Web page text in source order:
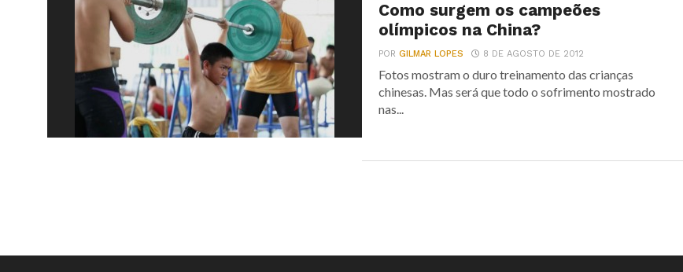
Como surgem os campeões
olímpicos na China?
PORGILMAR LOPES 8 DE AGOSTO DE 2012
Fotos mostram o duro treinamento das crianças
chinesas. Mas será que todo o sofrimento mostrado
nas...